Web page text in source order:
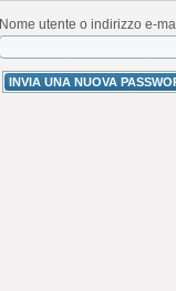
Nome utente o indirizzo e-